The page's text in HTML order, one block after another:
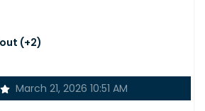
(+2)
March 21, 2026 10:51 AM